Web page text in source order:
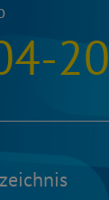
20